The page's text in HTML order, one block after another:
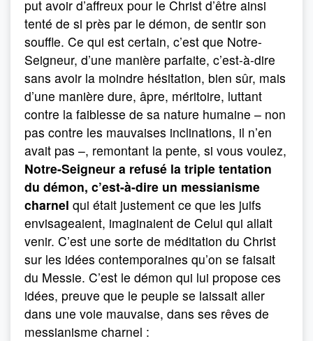
put avoir d’affreux pour le Christ d’être ainsi
tenté de si près par le démon, de sentir son
souffle. Ce qui est certain, c’est que Notre-
Seigneur, d’une manière parfaite, c’est-à-dire
sans avoir la moindre hésitation, bien sûr, mais
d’une manière dure, âpre, méritoire, luttant
contre la faiblesse de sa nature humaine – non
pas contre les mauvaises inclinations, il n’en
avait pas –, remontant la pente, si vous voulez,
Notre-Seigneur a refusé la triple tentation
du démon, c’est-à-dire un messianisme
charnel qui était justement ce que les juifs
envisageaient, imaginaient de Celui qui allait
venir. C’est une sorte de méditation du Christ
sur les idées contemporaines qu’on se faisait
du Messie. C’est le démon qui lui propose ces
idées, preuve que le peuple se laissait aller
dans une voie mauvaise, dans ses rêves de
messianisme charnel :